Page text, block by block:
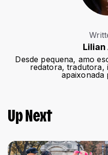
Lilian
Desde pequena, amo
redatora, tradutora,
apaixonada
Up Next